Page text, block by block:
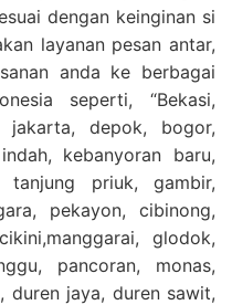
dengan keinginan si
layanan pesan antar,
anda ke berbagai
seperti, “Bekasi,
jakarta, depok, bogor,
kebanyoran baru,
tanjung priuk, gambir,
pekayon, cibinong,
glodok,
pancoran, monas,
duren jaya, duren sawit,